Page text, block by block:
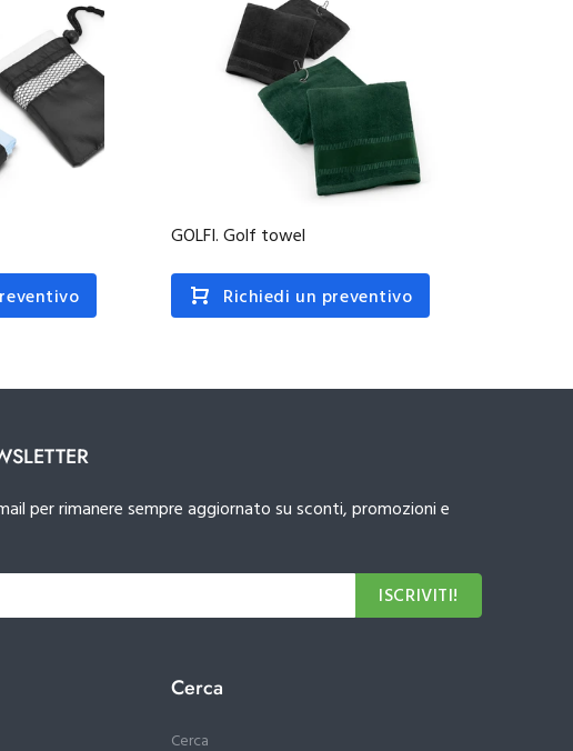
GOLFI. Golf towel
Richiedi un preventivo
per rimanere sempre aggiornato su sconti, promozioni e
ISCRIVITI!
Cerca
Cerca